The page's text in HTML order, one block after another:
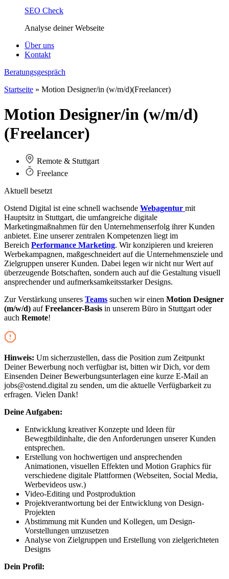
SEO Check
Analyse deiner Webseite
Über uns
Kontakt
Beratungsgespräch
Startseite » Motion Designer/in (w/m/d)(Freelancer)
Motion Designer/in (w/m/d)
(Freelancer)
Remote & Stuttgart
Freelance
Aktuell besetzt
Ostend Digital ist eine schnell wachsende Webagentur mit
Hauptsitz in Stuttgart, die umfangreiche digitale
Marketingmaßnahmen für den Unternehmenserfolg ihrer Kunden
anbietet. Eine unserer zentralen Kompetenzen liegt im
Bereich Performance Marketing. Wir konzipieren und kreieren
Werbekampagnen, maßgeschneidert auf die Unternehmensziele und
Zielgruppen unserer Kunden. Dabei legen wir nicht nur Wert auf
überzeugende Botschaften, sondern auch auf die Gestaltung visuell
ansprechender und aufmerksamkeitsstarker Designs.
Zur Verstärkung unseres Teams suchen wir einen Motion Designer
(m/w/d) aufFreelancer-Basis in unserem Büro in Stuttgart oder
auch Remote!
Hinweis: Um sicherzustellen, dass die Position zum Zeitpunkt
Deiner Bewerbung noch verfügbar ist, bitten wir Dich, vor dem
Einsenden Deiner Bewerbungsunterlagen eine kurze E-Mail an
jobs@ostend.digital zu senden, um die aktuelle Verfügbarkeit zu
erfragen. Vielen Dank!
Deine Aufgaben:
Entwicklung kreativer Konzepte und Ideen für
Bewegtbildinhalte, die den Anforderungen unserer Kunden
entsprechen.
Erstellung von hochwertigen und ansprechenden
Animationen, visuellen Effekten und Motion Graphics für
verschiedene digitale Plattformen (Webseiten, Social Media,
Werbevideos usw.)
Video-Editing und Postproduktion
Projektverantwortung bei der Entwicklung von Design-
Projekten
Abstimmung mit Kunden und Kollegen, um Design-
Vorstellungen umzusetzen
Analyse von Zielgruppen und Erstellung von zielgerichteten
Designs
Dein Profil: